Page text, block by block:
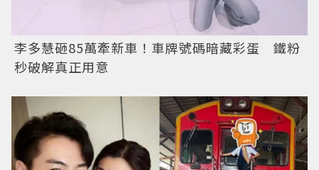
李多慧砸85萬牽新車！車牌號碼暗藏彩蛋 鐵粉
秒破解真正用意